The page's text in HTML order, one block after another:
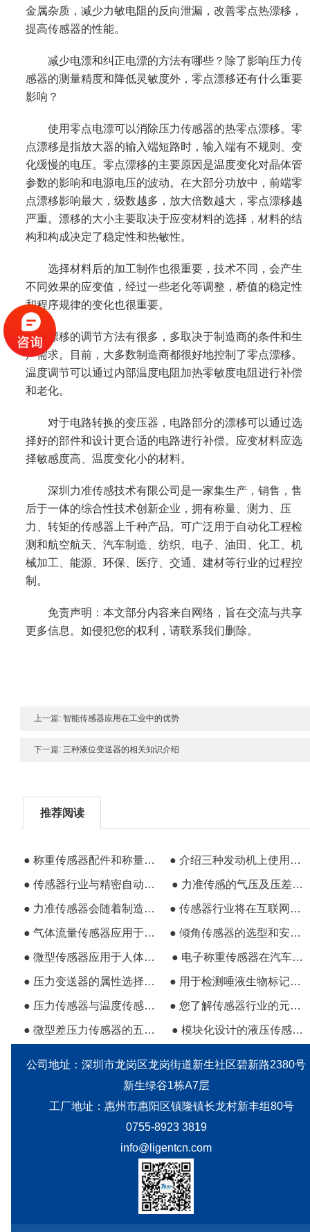
金属杂质，减少力敏电阻的反向泄漏，改善零点热漂移，
提高传感器的性能。
减少电漂和纠正电漂的方法有哪些？除了影响压力传
感器的测量精度和降低灵敏度外，零点漂移还有什么重要
影响？
使用零点电漂可以消除压力传感器的热零点漂移。零
点漂移是指放大器的输入端短路时，输入端有不规则、变
化缓慢的电压。零点漂移的主要原因是温度变化对晶体管
参数的影响和电源电压的波动。在大部分功放中，前端零
点漂移影响最大，级数越多，放大倍数越大，零点漂移越
严重。漂移的大小主要取决于应变材料的选择，材料的结
构和构成决定了稳定性和热敏性。
选择材料后的加工制作也很重要，技术不同，会产生
不同效果的应变值，经过一些老化等调整，桥值的稳定性
和程序规律的变化也很重要。
漂移的调节方法有很多，多取决于制造商的条件和生
产需求。目前，大多数制造商都很好地控制了零点漂移。
温度调节可以通过内部温度电阻加热零敏度电阻进行补偿
和老化。
对于电路转换的变压器，电路部分的漂移可以通过选
择好的部件和设计更合适的电路进行补偿。应变材料应选
择敏感度高、温度变化小的材料。
深圳力准传感技术有限公司是一家集生产，销售，售
后于一体的综合性技术创新企业，拥有称量、测力、压
力、转矩的传感器上千种产品。可广泛用于自动化工程检
测和航空航天、汽车制造、纺织、电子、油田、化工、机
械加工、能源、环保、医疗、交通、建材等行业的过程控
制。
免责声明：本文部分内容来自网络，旨在交流与共享
更多信息。如侵犯您的权利，请联系我们删除。
上一篇:智能传感器应用在工业中的优势
下一篇:三种液位变送器的相关知识介绍
推荐阅读
● 称重传感器配件和称量模块的区别 ● 介绍三种发动机上使用的力传感器
● 传感器行业与精密自动化仪器仪表将迎来发展机遇 ● 力准传感的气压及压差传感器已应用于医疗设备中
● 力准传感器会随着制造行业趋势越做越好 ● 传感器行业将在互联网上形成井喷式发展
● 气体流量传感器应用于冶金行业的重要性 ● 倾角传感器的选型和安装说明
● 微型传感器应用于人体深层组织氧气水平的追踪 ● 电子称重传感器在汽车平衡应用的五个特点
● 压力变送器的属性选择和安装要求 ● 用于检测唾液生物标记的生物传感器
● 压力传感器与温度传感器的工作原理及应用案例 ● 您了解传感器行业的元老器件压力传感器吗？
● 微型差压力传感器的五种应用 ● 模块化设计的液压传感器具有很大的优势
公司地址：深圳市龙岗区龙岗街道新生社区碧新路2380号
新生绿谷1栋A7层
工厂地址：惠州市惠阳区镇隆镇长龙村新丰组80号
0755-8923 3819
info@ligentcn.com